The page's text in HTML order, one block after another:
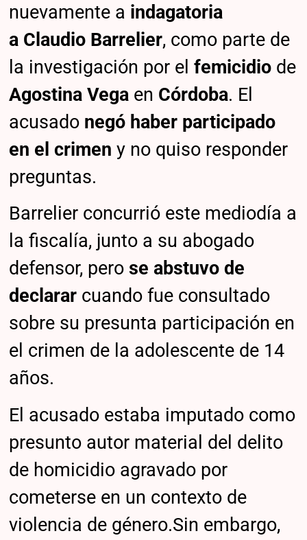
nuevamente a indagatoria
a Claudio Barrelier, como parte de
la investigación por elfemicidio de
Agostina Vega en Córdoba. El
acusado negó haber participado
en el crimen y no quiso responder
preguntas.
Barrelier concurrió este mediodía a
la fiscalía, junto a su abogado
defensor, perose abstuvo de
declarar cuando fue consultado
sobre su presunta participación en
el crimen de la adolescente de 14
años.
El acusado estaba imputado como
presunto autor material del delito
de homicidio agravado por
cometerse en un contexto de
violencia de género.Sin embargo,